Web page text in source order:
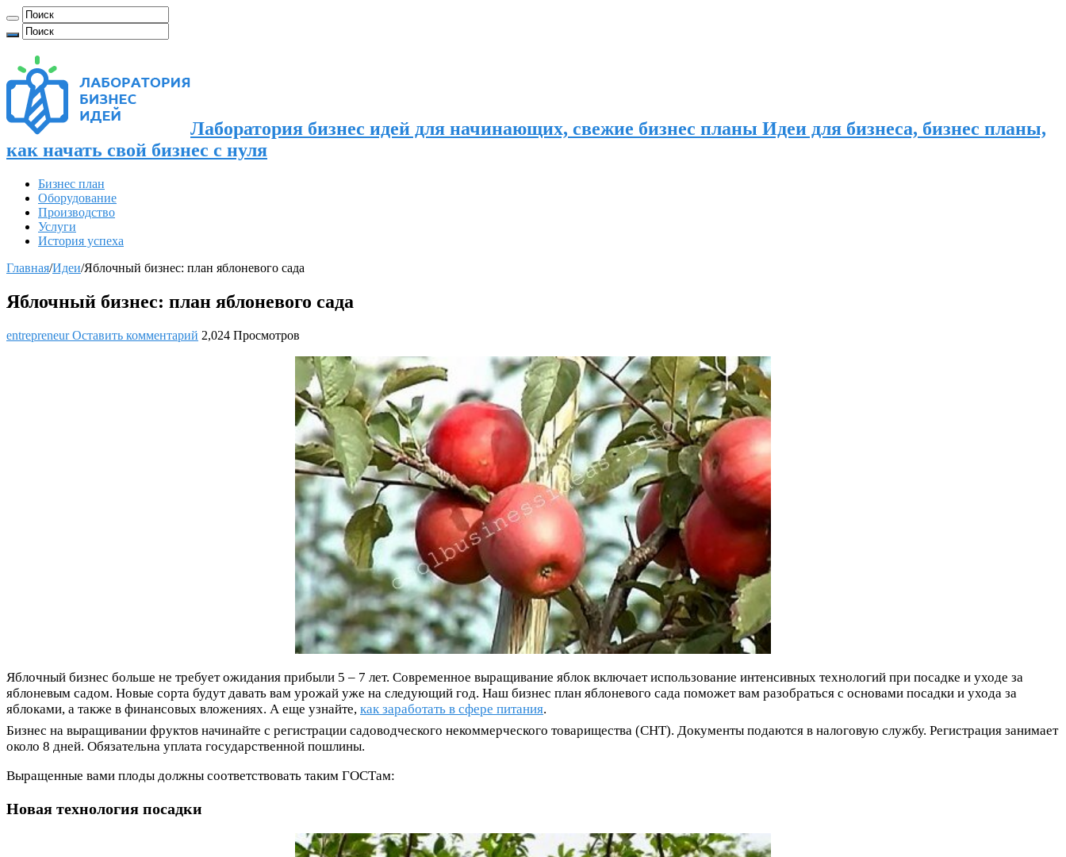
Лаборатория бизнес идей для начинающих, свежие бизнес планы Идеи для бизнеса, бизнес планы,
как начать свой бизнес с нуля
Бизнес план
Оборудование
Производство
Услуги
История успеха
Главная/Идеи/Яблочный бизнес: план яблоневого сада
Яблочный бизнес: план яблоневого сада
entrepreneurОставить комментарий 2,024 Просмотров
Яблочный бизнес больше не требует ожидания прибыли 5 – 7 лет. Современное выращивание яблок включает использование интенсивных технологий при посадке и уходе за
яблоневым садом. Новые сорта будут давать вам урожай уже на следующий год. Наш бизнес план яблоневого сада поможет вам разобраться с основами посадки и ухода за
яблоками, а также в финансовых вложениях. А еще узнайте, как заработать в сфере питания.
Бизнес на выращивании фруктов начинайте с регистрации садоводческого некоммерческого товарищества (СНТ). Документы подаются в налоговую службу. Регистрация занимает
около 8 дней. Обязательна уплата государственной пошлины.
Выращенные вами плоды должны соответствовать таким ГОСТам:
Новая технология посадки